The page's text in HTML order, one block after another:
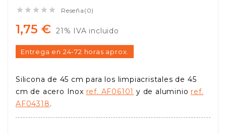
     Reseña(0)
1,75 € 21% IVA incluido
Entrega en 24-72 horas aprox.
Silicona de 45 cm para los limpiacristales de 45
cm de acero Inox ref. AF06101 y de aluminio ref.
AF04318.